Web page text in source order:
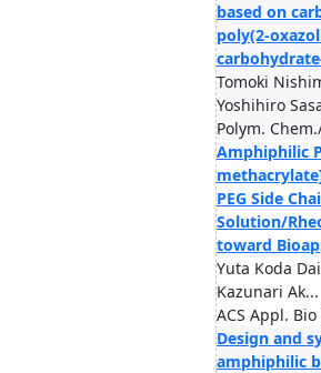
based on
poly(2-
Tomoki
Yoshihiro
Polym.
Amphiphilic
PEG Side
Solution/
toward
Yuta Koda
Kazunari Ak...
ACS Appl.
Design and
amphiphilic